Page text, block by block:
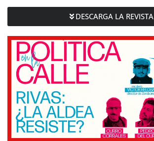
DESCARGA LA REVISTA